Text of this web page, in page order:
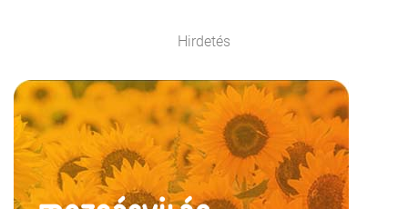
Hirdetés